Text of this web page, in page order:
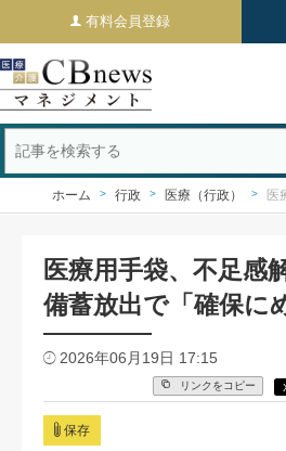
有料会員登録
ホーム 行政 医療（行政） 医
医療用手袋、不足感
備蓄放出で「確保に
2026年06月19日 17:15
リンクをコピー
保存